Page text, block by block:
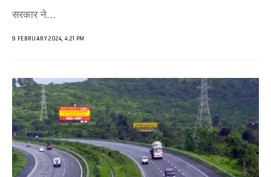
सरकार ने...
9 FEBRUARY 2024, 4:21 PM